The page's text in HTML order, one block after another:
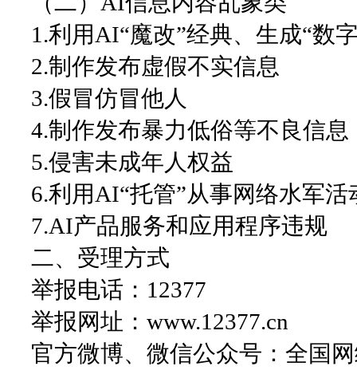
1.利用AI“魔改”经典、生成“数
2.制作发布虚假不实信息
3.假冒仿冒他人
4.制作发布暴力低俗等不良信息
5.侵害未成年人权益
6.利用AI“托管”从事网络水军活
7.AI产品服务和应用程序违规
二、受理方式
举报电话：12377
举报网址：www.12377.cn
官方微博、微信公众号：全国